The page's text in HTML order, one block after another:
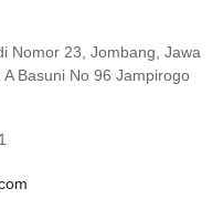
Nomor 23, Jombang, Jawa
Basuni No 96 Jampirogo